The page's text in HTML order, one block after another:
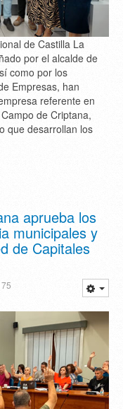
de Castilla La
por el alcalde de
como por los
Empresas, han
referente en
de Criptana,
que desarrollan los
aprueba los
municipales y
de Capitales